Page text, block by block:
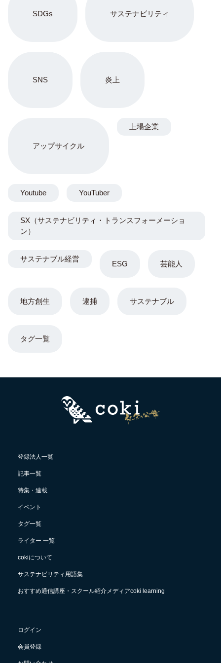
SDGs サステナビリティ
SNS 炎上
アップサイクル
ESG 芸能人
地方創生 逮捕 サステナブル
上場企業
Youtube YouTuber
SX（サステナビリティ・トランスフォーメーショ
ン）
サステナブル経営
タグ一覧
登録法人一覧
記事一覧
特集・連載
イベント
タグ一覧
ライター 一覧
cokiについて
サステナビリティ用語集
おすすめ通信講座・スクール紹介メディアcoki learning
ログイン
会員登録